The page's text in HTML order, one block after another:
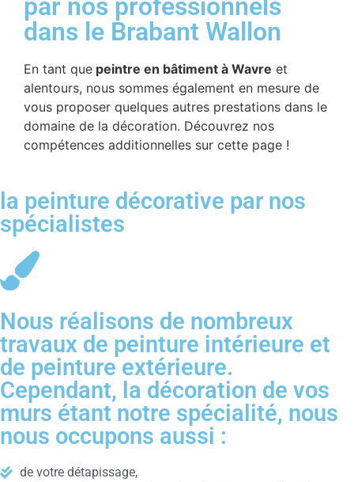
dans le Brabant Wallon
En tant que peintre en bâtiment à Wavre et
alentours, nous sommes également en mesure de
vous proposer quelques autres prestations dans le
domaine de la décoration. Découvrez nos
compétences additionnelles sur cette page !
la peinture décorative par nos
spécialistes
Nous réalisons de nombreux
travaux de peinture intérieure et
de peinture extérieure.
Cependant, la décoration de vos
murs étant notre spécialité, nous
nous occupons aussi :
de votre détapissage,